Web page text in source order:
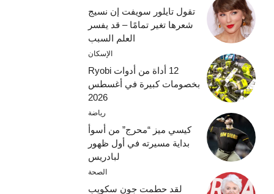
تقول تايلور سويفت إن نسيج
شعرها تغير تمامًا – قد يفسر
العلم السبب
الإسكان
12 أداة من أدوات Ryobi
بخصومات كبيرة في أغسطس
2026
رياضة
كيسي ميز “محرج” من أسوأ
بداية مسيرته في أول ظهور
لبادريس
الصحة
لقد حطمت جون سكويب